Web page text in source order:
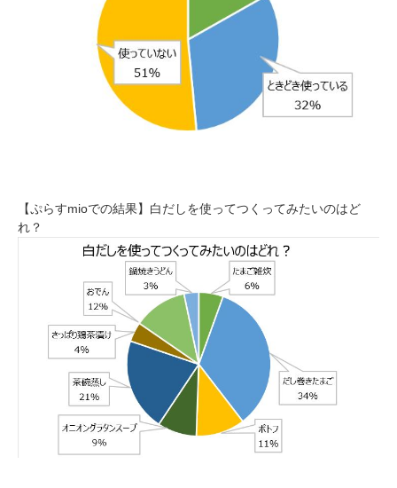
【ぷらすmioでの結果】白だしを使ってつくってみたいのはど
れ？